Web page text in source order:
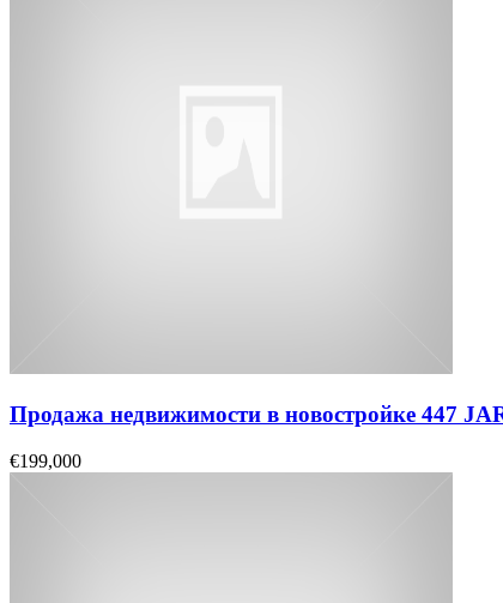
Продажа недвижимости в новостройке 447
€199,000